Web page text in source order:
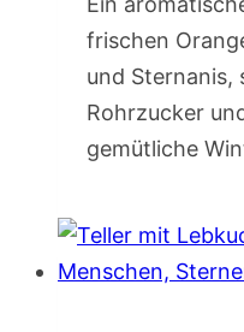
frischen
und Sternanis,
Rohrzucker
gemütliche